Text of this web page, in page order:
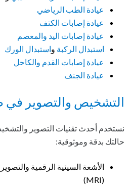
عيادة الطب الرياضي
عيادة إصابات الكتف
عيادة إصابات اليد والمعصم
استبدال الركبة واستبدال الورك
عيادة إصابات القدم والكاحل
عيادة الجنف
التشخيص والتصوير
نستخدم أحدث تقنيات التصوير
حالتك بدقة وموثوقية:
الأشعة السينية الرقمية
(MRI)